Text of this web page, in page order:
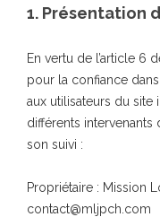
1. Présentation
En vertu de l’article 6
pour la confiance
aux utilisateurs du site
différents intervenants
son suivi :
Propriétaire : Mission
contact@mljpch.com